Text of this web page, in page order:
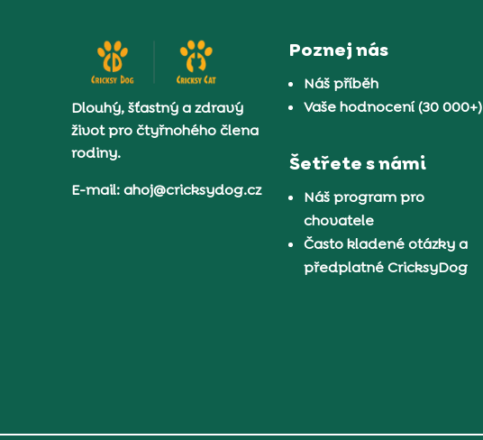
Dlouhý, šťastný a zdravý
život pro čtyřnohého člena
rodiny.
E-mail: ahoj@cricksydog.cz
Poznej nás
Náš příběh
Vaše hodnocení (30 000+)
Šetřete s námi
Náš program pro
chovatele
Často kladené otázky a
předplatné CricksyDog